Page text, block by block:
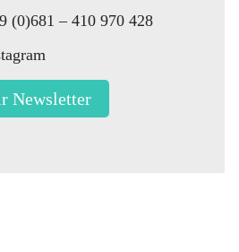
(0)681 – 410 970 428
Newsletter